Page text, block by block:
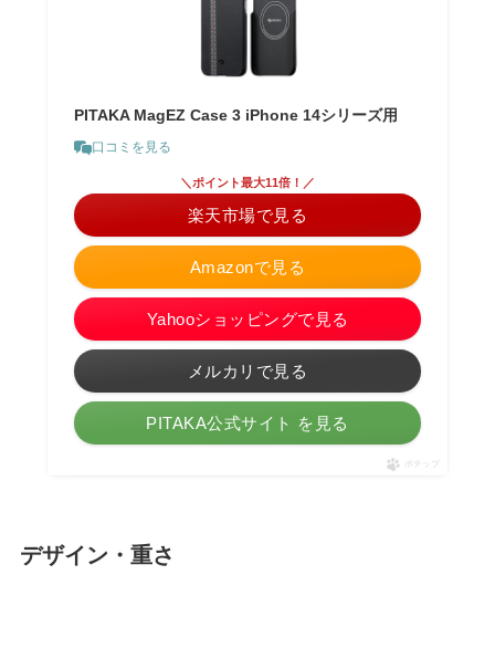
PITAKA MagEZ Case 3 iPhone 14シリーズ用
口コミを見る
Amazonで見る
＼ポイント最大11倍！／
楽天市場で見る
Yahooショッピングで見る
メルカリで見る
PITAKA公式サイト を見る
ポチップ
デザイン・重さ